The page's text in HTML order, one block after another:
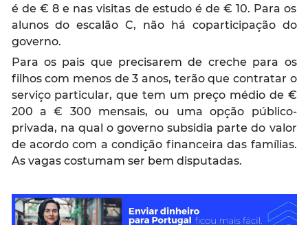
é de € 8 e nas visitas de estudo é de € 10. Para os
alunos do escalão C, não há coparticipação do
governo.
Para os pais que precisarem de creche para os
filhos com menos de 3 anos, terão que contratar o
serviço particular, que tem um preço médio de €
200 a € 300 mensais, ou uma opção público-
privada, na qual o governo subsidia parte do valor
de acordo com a condição financeira das famílias.
As vagas costumam ser bem disputadas.